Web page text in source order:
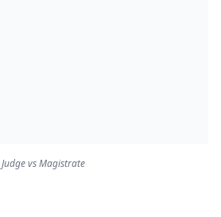
Judge vs Magistrate